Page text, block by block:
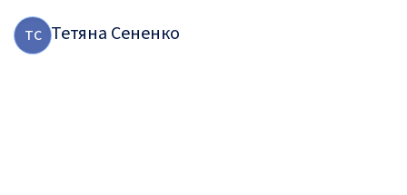
ТС Тетяна Сененко